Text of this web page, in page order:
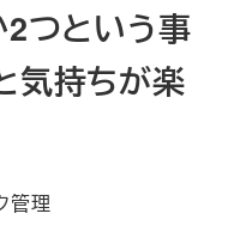
つという事
気持ちが楽
管理